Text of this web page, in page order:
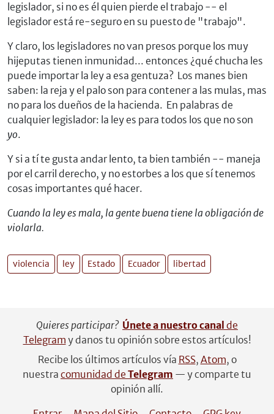
legislador, si no es él quien pierde el trabajo -- el
legislador está re-seguro en su puesto de "trabajo".
Y claro, los legisladores no van presos porque los muy
hijeputas tienen inmunidad... entonces ¿qué chucha les
puede importar la ley a esa gentuza? Los manes bien
saben: la reja y el palo son para contener a las mulas, mas
no para los dueños de la hacienda. En palabras de
cualquier legislador: la ley es para todos los que no son
yo.
Y si a tí te gusta andar lento, ta bien también -- maneja
por el carril derecho, y no estorbes a los que sí tenemos
cosas importantes qué hacer.
Cuando la ley es mala, la gente buena tiene la obligación de
violarla.
violencia ley Estado Ecuador libertad
Quieres participar? Únete a nuestro canal de
Telegram y danos tu opinión sobre estos artículos!
Recibe los últimos artículos vía RSS, Atom, o
nuestra comunidad de Telegram — y comparte tu
opinión allí.